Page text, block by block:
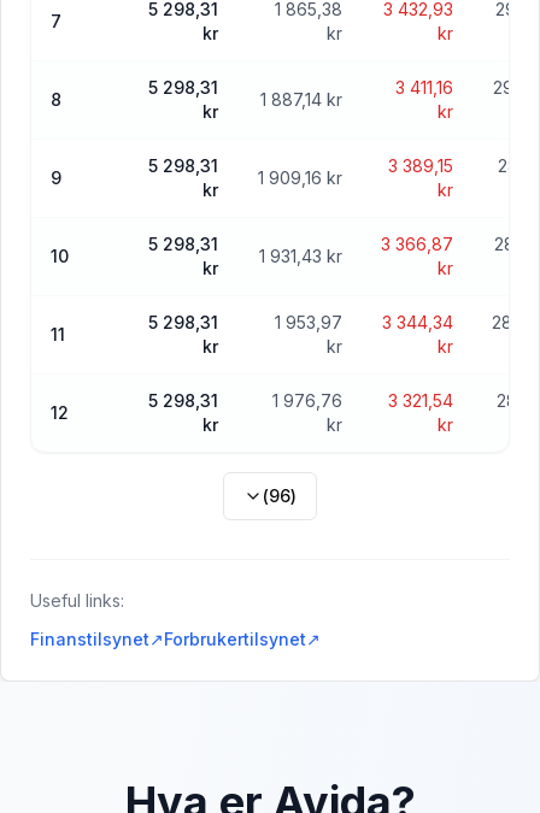
7
5 298,31
kr
1 865,38
kr
3 432,93
kr
292
8
5 298,31
kr
1 887,14 kr
3 411,16
kr
290
9
5 298,31
kr
1 909,16 kr
3 389,15
kr
288
10
5 298,31
kr
1 931,43 kr
3 366,87
kr
286
11
5 298,31
kr
1 953,97
kr
3 344,34
kr
284
12
5 298,31
kr
1 976,76
kr
3 321,54
kr
282
(96)
Useful links:
Finanstilsynet↗Forbrukertilsynet↗
Hva er Avida?